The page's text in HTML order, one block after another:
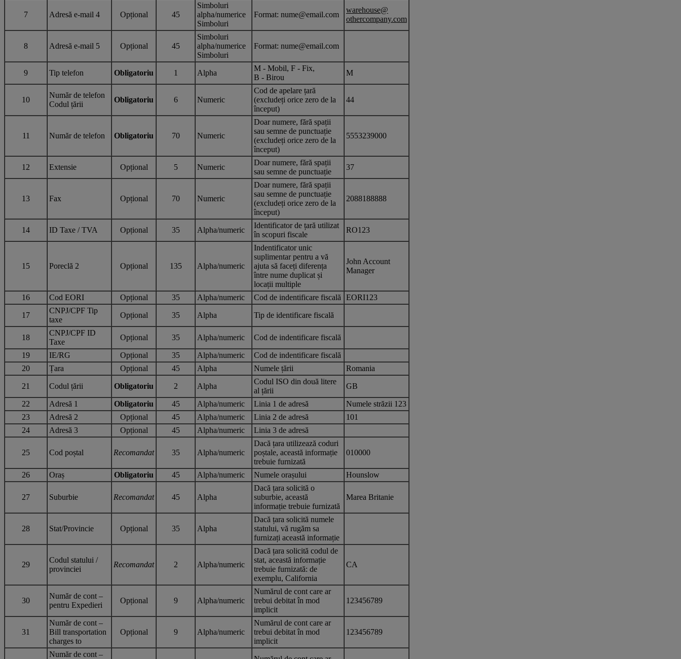
7 Adresă e-mail 4 Opțional 45
Simboluri
alpha/numerice
Simboluri
Format: nume@email.com
warehouse@
othercompany.com
8 Adresă e-mail 5 Opțional 45
Simboluri
alpha/numerice
Simboluri
Format: nume@email.com
9 Tip telefon Obligatoriu 1 Alpha
M - Mobil, F - Fix,
B - Birou
M
10
Număr de telefon
Codul țării
Obligatoriu 6 Numeric
Cod de apelare țară
(excludeți orice zero de la
început)
44
11 Număr de telefon Obligatoriu 70 Numeric
Doar numere, fără spații
sau semne de punctuație
(excludeți orice zero de la
început)
5553239000
12 Extensie Opțional 5 Numeric
Doar numere, fără spații
sau semne de punctuație
37
13 Fax Opțional 70 Numeric
Doar numere, fără spații
sau semne de punctuație
(excludeți orice zero de la
început)
2088188888
14 ID Taxe / TVA Opțional 35 Alpha/numeric
Identificator de țară utilizat
în scopuri fiscale
RO123
15 Poreclă 2 Opțional 135 Alpha/numeric
Indentificator unic
suplimentar pentru a vă
ajuta să faceți diferența
între nume duplicat și
locații multiple
John Account
Manager
16 Cod EORI Opțional 35 Alpha/numeric Cod de indentificare fiscală EORI123
17
CNPJ/CPF Tip
taxe
Opțional 35 Alpha Tip de identificare fiscală
18
CNPJ/CPF ID
Taxe
Opțional 35 Alpha/numeric Cod de indentificare fiscală
19 IE/RG Opțional 35 Alpha/numeric
Cod de indentificare fiscală
20
Țara Opțional 45 Alpha Numele țării Romania
21 Codul țării Obligatoriu 2 Alpha
Codul ISO din două litere
al țării
GB
22 Adresă 1 Obligatoriu 45 Alpha/numeric Linia 1 de adresă
Numele străzii 123
23
Adresă 2 Opțional 45 Alpha/numeric Linia 2 de adresă
101
24
Adresă 3 Opțional 45 Alpha/numeric Linia 3 de adresă
25 Cod poștal Recomandat 35 Alpha/numeric
Dacă țara utilizează coduri
poștale, această informație
trebuie furnizată
010000
26 Oraș Obligatoriu 45 Alpha/numeric Numele orașului Hounslow
27 Suburbie Recomandat 45 Alpha
Dacă țara solicită o
suburbie, această
informație trebuie furnizată
Marea Britanie
28 Stat/Provincie Opțional 35 Alpha
Dacă țara solicită numele
statului, vă rugăm sa
furnizați această informație
29
Codul statului /
provinciei
Recomandat 2 Alpha/numeric
Dacă țara solicită codul de
stat, această informație
trebuie furnizată: de
exemplu, California
CA
30
Număr de cont –
pentru Expedieri
Opțional 9 Alpha/numeric
Numărul de cont care ar
trebui debitat în mod
implicit
123456789
31
Număr de cont –
Bill transportation
charges to
Opțional 9 Alpha/numeric
Numărul de cont care ar
trebui debitat în mod
implicit
123456789
Număr de cont –